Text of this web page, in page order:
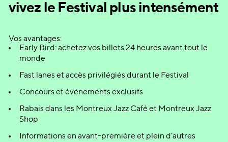
vivez le Festival plus intensément
Vos avantages:
Early Bird: achetez vos billets 24 heures avant tout le
monde
Fast lanes et accès privilégiés durant le Festival
Concours et événements exclusifs
Rabais dans les Montreux Jazz Café et Montreux Jazz
Shop
Informations en avant-première et plein d’autres